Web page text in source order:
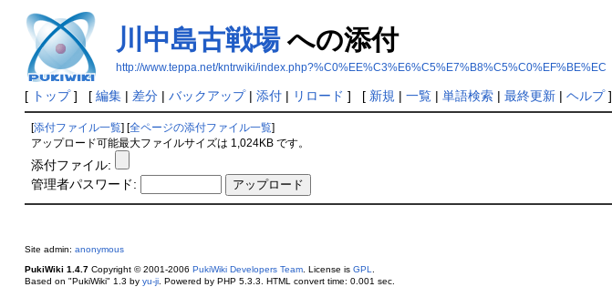
川中島古戦場への添付
http://www.teppa.net/kntrwiki/index.php?%C0%EE%C3%E6%C5%E7%B8%C5%C0%EF%BE%EC
[ トップ] [ 編集| 差分| バックアップ| 添付| リロード ] [ 新規 | 一覧| 単語検索| 最終更新| ヘルプ]
[添付ファイル一覧 ] [全ページの添付ファイル一覧
アップロード可能最大ファイルサイズは 1,024KB です。
添付ファイル:
管理者パスワード:
Site admin: anonymous
PukiWiki 1.4.7Copyright © 2001-2006 PukiWiki Developers Team. License is GPL
Based on "PukiWiki" 1.3 by yu-ji. Powered by PHP 5.3.3. HTML convert time: 0.001 sec.